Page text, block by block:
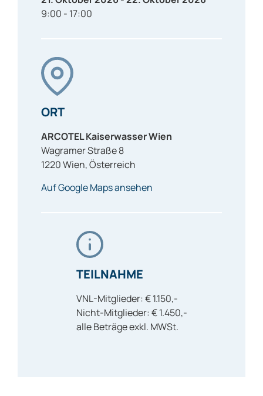
9:00 - 17:00
ORT
ARCOTEL Kaiserwasser Wien
Wagramer Straße 8
1220Wien,Österreich
Auf Google Maps ansehen
TEILNAHME
VNL-Mitglieder: € 1.150,-
Nicht-Mitglieder: € 1.450,-
alle Beträge exkl. MWSt.